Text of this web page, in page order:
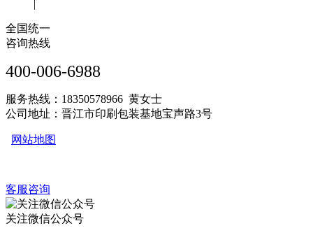
|
全国统一
咨询热线
400-006-6988
服务热线：18350578966 黄女士
公司地址：晋江市印刷包装基地宝声路3号
网站地图
客服咨询
关注微信公众号